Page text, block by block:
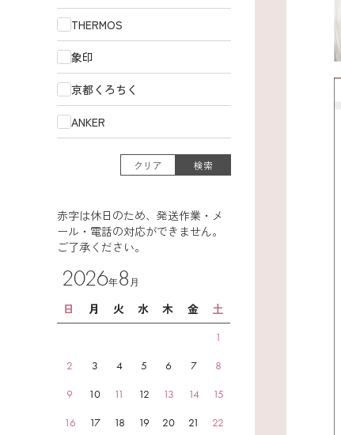
THERMOS
象印
京都くろちく
ANKER
クリア 検索
赤字は休日のため、発送作業・メ
ール・電話の対応ができません。
ご了承ください。
2026年8 月
日 月 火 水 木 金 土
1
2 3 4 5 6 7 8
9 10 11 12 13 14 15
16 17 18 19 20 21 22